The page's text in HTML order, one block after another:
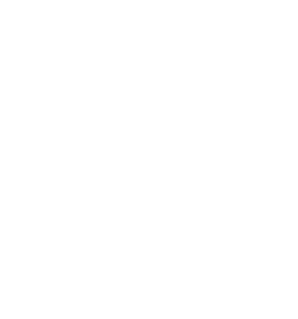
y lucha
y lucha